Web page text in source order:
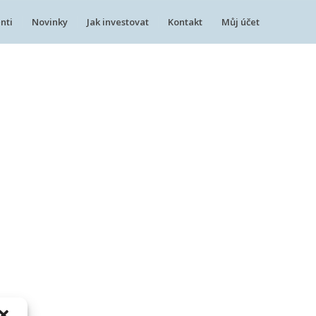
Novinky Jak investovat Kontakt Můj účet